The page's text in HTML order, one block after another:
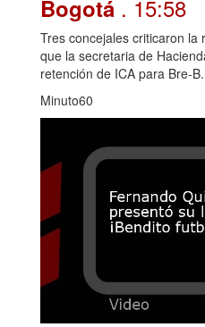
Bogotá . 15:58
Tres concejales criticaron
que la secretaria de
retención de ICA para Bre-B.
Minuto60